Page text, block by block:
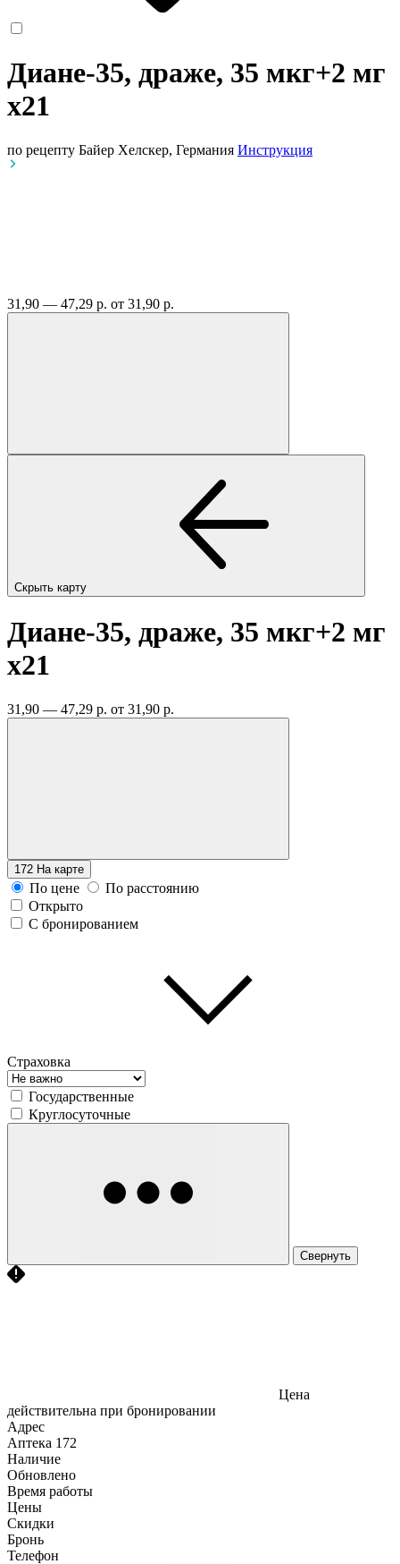
Диане-35, драже, 35 мкг+2 мг
x21
по рецепту Байер Хелскер, Германия Инструкция
31,90 — 47,29 р. от 31,90 р.
Скрыть карту
Диане-35, драже, 35 мкг+2 мг
x21
31,90 — 47,29 р. от 31,90 р.
172 На карте
По цене
По расстоянию
Открыто
С бронированием
Страховка
Государственные
Круглосуточные
Свернуть
Цена
действительна при бронировании
Адрес
Аптека 172
Наличие
Обновлено
Время работы
Цены
Скидки
Бронь
Телефон